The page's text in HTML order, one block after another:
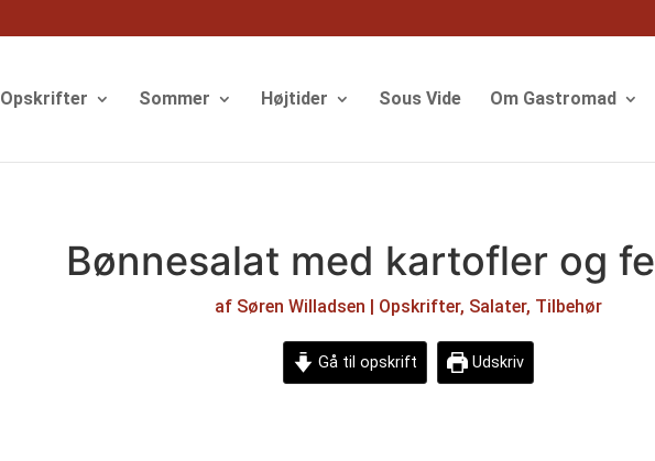
Opskrifter Sommer Højtider Sous Vide Om Gastromad
Bønnesalat med kartofler og
af Søren Willadsen | Opskrifter, Salater, Tilbehør
Gå til opskrift Udskriv